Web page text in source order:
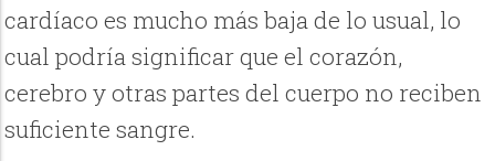
cardíaco es mucho más baja de lo usual, lo
cual podría significar que el corazón,
cerebro y otras partes del cuerpo no reciben
suficiente sangre.